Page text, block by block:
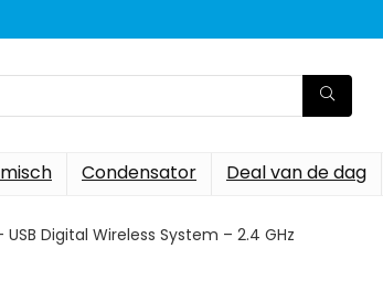
Condensator Deal van de dag
Digital Wireless System – 2.4 GHz